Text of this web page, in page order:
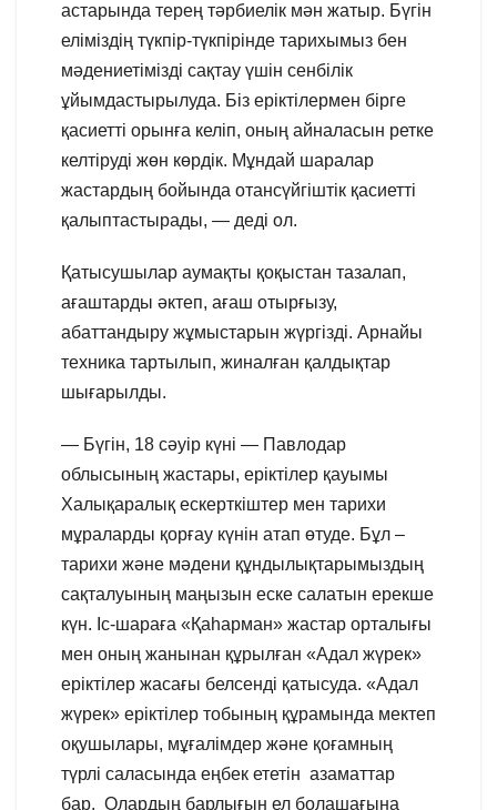
астарында терең тәрбиелік мән жатыр. Бүгін
еліміздің түкпір-түкпірінде тарихымыз бен
мәдениетімізді сақтау үшін сенбілік
ұйымдастырылуда. Біз еріктілермен бірге
қасиетті орынға келіп, оның айналасын ретке
келтіруді жөн көрдік. Мұндай шаралар
жастардың бойында отансүйгіштік қасиетті
қалыптастырады, — деді ол.
Қатысушылар аумақты қоқыстан тазалап,
ағаштарды әктеп, ағаш отырғызу,
абаттандыру жұмыстарын жүргізді. Арнайы
техника тартылып, жиналған қалдықтар
шығарылды.
— Бүгін, 18 сәуір күні — Павлодар
облысының жастары, еріктілер қауымы
Халықаралық ескерткіштер мен тарихи
мұраларды қорғау күнін атап өтуде. Бұл –
тарихи және мәдени құндылықтарымыздың
сақталуының маңызын еске салатын ерекше
күн. Іс-шараға «Қаһарман» жастар орталығы
мен оның жанынан құрылған «Адал жүрек»
еріктілер жасағы белсенді қатысуда. «Адал
жүрек» еріктілер тобының құрамында мектеп
оқушылары, мұғалімдер және қоғамның
түрлі саласында еңбек ететін азаматтар
бар. Олардың барлығын ел болашағына